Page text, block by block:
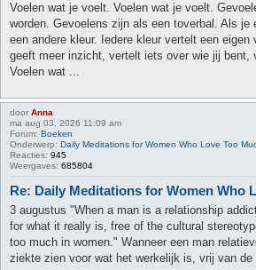
Voelen wat je voelt. Voelen wat je voelt.
worden. Gevoelens zijn als een toverbal. Als je
een andere kleur. Iedere kleur vertelt een eigen
geeft meer inzicht, vertelt iets over wie jij bent,
Voelen wat ...
door Anna
ma aug 03, 2026 11:09 am
Forum: Boeken
Onderwerp: Daily Meditations for Women Who Love Too
Reacties: 945
Weergaves: 685804
Re: Daily Meditations for Women Who
3 augustus "When a man is a relationship
for what it really is, free of the cultural
too much in women." Wanneer een man
ziekte zien voor wat het werkelijk is, vrij van